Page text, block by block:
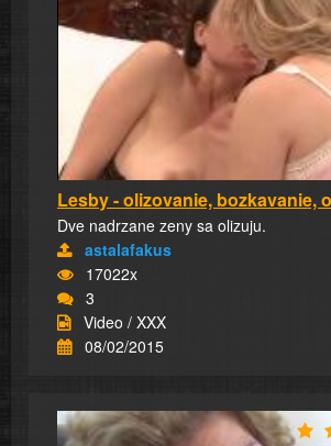
Lesby - olizovanie, bozkavanie,
Dve nadrzane zeny sa olizuju.
astalafakus
17022x
3
Video / XXX
08/02/2015